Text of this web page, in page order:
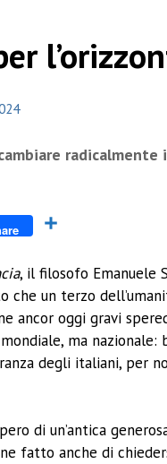
, il filosofo Emanuele
che un terzo
ancor oggi gravi
ma
degli italiani, per
di un’antica
fatto anche di